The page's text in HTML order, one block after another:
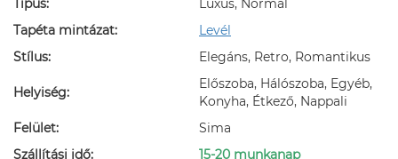
Típus:
Luxus, Normál
Tapéta mintázat:
Levél
Stílus:
Elegáns, Retro, Romantikus
Helyiség:
Előszoba, Hálószoba, Egyéb,
Konyha, Étkező, Nappali
Felület:
Sima
Szállítási idő:
15-20 munkanap